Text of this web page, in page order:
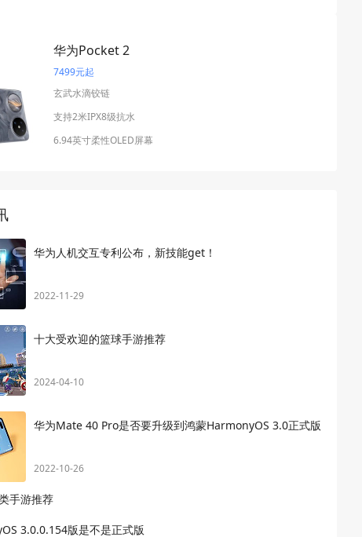
华为Pocket 2
7499元起
玄武水滴铰链
支持2米IPX8级抗水⁠
6.94英寸柔性OLED屏幕
华为人机交互专利公布，新技能get！
2022-11-29
十大受欢迎的篮球手游推荐
2024-04-10
华为Mate 40 Pro是否要升级到鸿蒙HarmonyOS 3.0正式版
2022-10-26
手游推荐
3.0.0.154版是不是正式版